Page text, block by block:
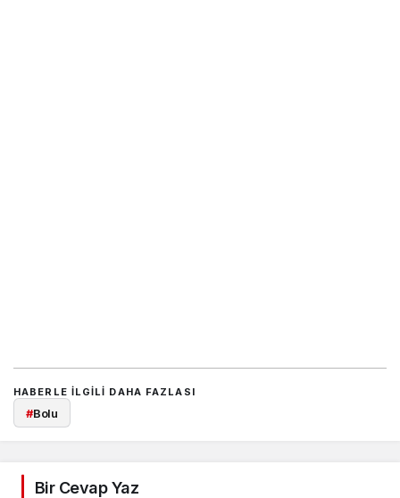
HABERLE ILGILI DAHA FAZLASI
#Bolu
Bir Cevap Yaz